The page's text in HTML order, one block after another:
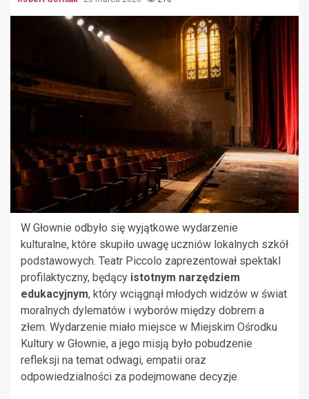
W Głownie odbyło się wyjątkowe wydarzenie
kulturalne, które skupiło uwagę uczniów lokalnych szkół
podstawowych. Teatr Piccolo zaprezentował spektakl
profilaktyczny, będący istotnym narzędziem
edukacyjnym, który wciągnął młodych widzów w świat
moralnych dylematów i wyborów między dobrem a
złem. Wydarzenie miało miejsce w Miejskim Ośrodku
Kultury w Głownie, a jego misją było pobudzenie
refleksji na temat odwagi, empatii oraz
odpowiedzialności za podejmowane decyzje.